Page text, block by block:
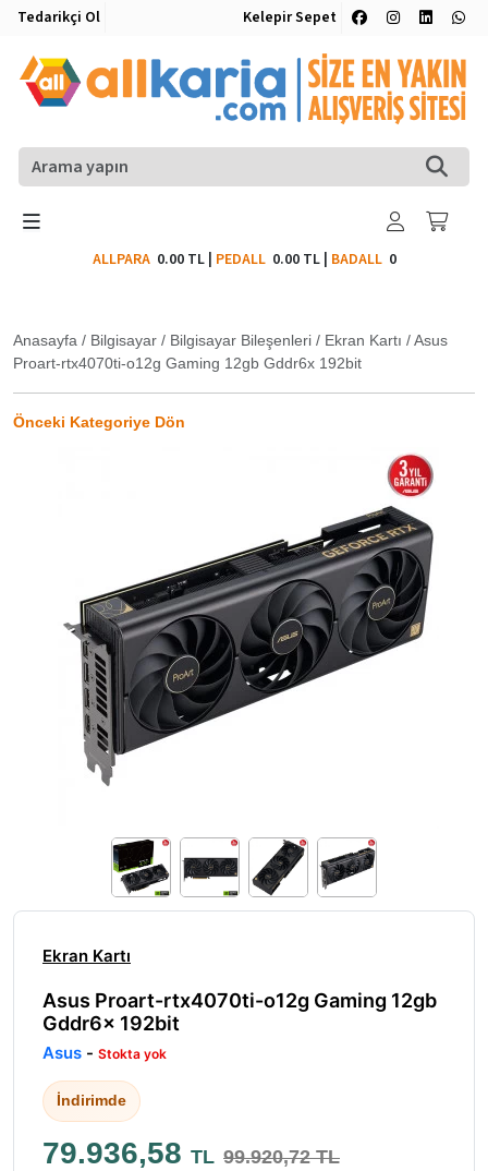
Tedarikçi Ol Kelepir Sepet
ALLPARA 0.00 TL| PEDALL 0.00 TL| BADALL0
Anasayfa / Bilgisayar / Bilgisayar Bileşenleri / Ekran Kartı /Asus
Proart-rtx4070ti-o12g Gaming 12gb Gddr6x 192bit
Önceki Kategoriye Dön
Ekran Kartı
Asus Proart-rtx4070ti-o12g Gaming 12gb
Gddr6x 192bit
Asus - Stokta yok
İndirimde
79.936,58 TL 99.920,72 TL